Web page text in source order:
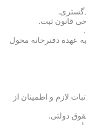
عهده دفترخانه محول
لازم و اطمینان از